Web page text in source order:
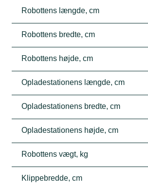
Robottens længde, cm
Robottens bredte, cm
Robottens højde, cm
Opladestationens længde, cm
Opladestationens bredte, cm
Opladestationens højde, cm
Robottens vægt, kg
Klippebredde, cm